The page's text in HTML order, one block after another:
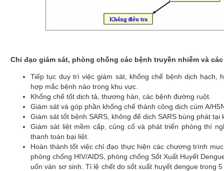
Chỉ đạo giám sát, phòng chống các bệnh truyền nhiễm và
Tiếp tục duy trì việc giám sát, khống chế bệnh dịch
hợp mắc bệnh nào trong khu vực.
Khống chế tốt dịch tả, thương hàn, các bệnh đường ruột.
Giám sát và góp phần khống chế thành công dịch cúm A/
Giám sát tốt bệnh SARS, không để dịch SARS bùng phát tại
Giám sát liệt mềm cấp, củng cố và phát triển phòng thí
thanh toán bại liệt.
Hoàn thành tốt việc chỉ đạo thực hiện các chương trình
phòng chống HIV/AIDS, phòng chống Sốt Xuất Huyết
uốn ván sơ sinh. Tỉ lệ chết do sốt xuất huyết dengue trong